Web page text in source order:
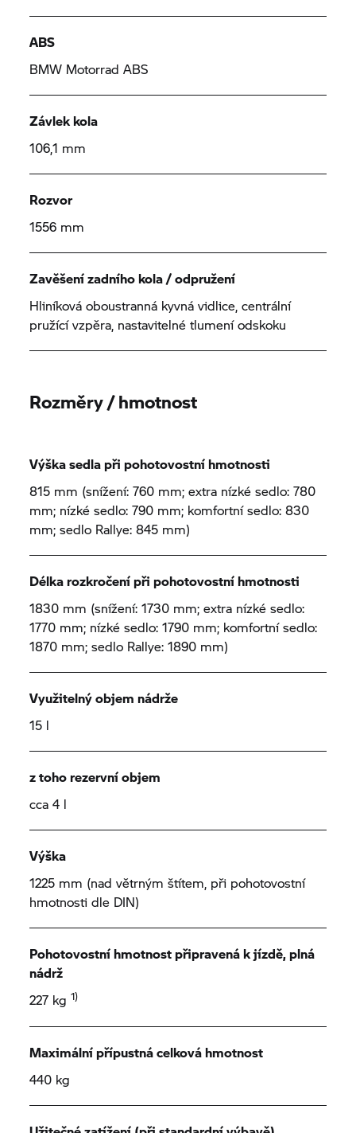
ABS
BMW Motorrad ABS
Závlek kola
106,1 mm
Rozvor
1556 mm
Zavěšení zadního kola / odpružení
Hliníková oboustranná kyvná vidlice, centrální
pružící vzpěra, nastavitelné tlumení odskoku
Rozměry / hmotnost
Výška sedla při pohotovostní hmotnosti
815 mm (snížení: 760 mm; extra nízké sedlo: 780
mm; nízké sedlo: 790 mm; komfortní sedlo: 830
mm; sedlo Rallye: 845 mm)
Délka rozkročení při pohotovostní hmotnosti
1830 mm (snížení: 1730 mm; extra nízké sedlo:
1770 mm; nízké sedlo: 1790 mm; komfortní sedlo:
1870 mm; sedlo Rallye: 1890 mm)
Využitelný objem nádrže
15 l
z toho rezervní objem
cca 4 l
Výška
1225 mm (nad větrným štítem, při pohotovostní
hmotnosti dle DIN)
Pohotovostní hmotnost připravená k jízdě, plná
nádrž
227 kg1)
Maximální přípustná celková hmotnost
440 kg